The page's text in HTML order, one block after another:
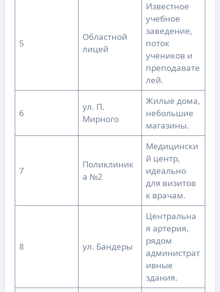
5
Областной
лицей
Известное
учебное
заведение,
поток
учеников и
преподавате
лей.
6
ул. П.
Мирного
Жилые дома,
небольшие
магазины.
7
Поликлиник
а №2
Медицински
й центр,
идеально
для визитов
к врачам.
8 ул. Бандеры
Центральна
я артерия,
рядом
администрат
ивные
здания.